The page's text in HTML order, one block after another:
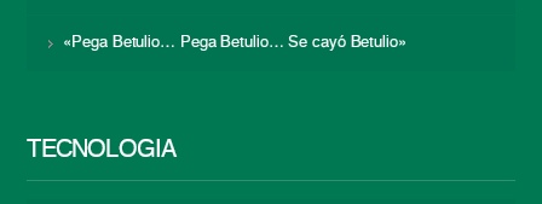
«Pega Betulio… Pega Betulio… Se cayó Betulio»
TECNOLOGÍA